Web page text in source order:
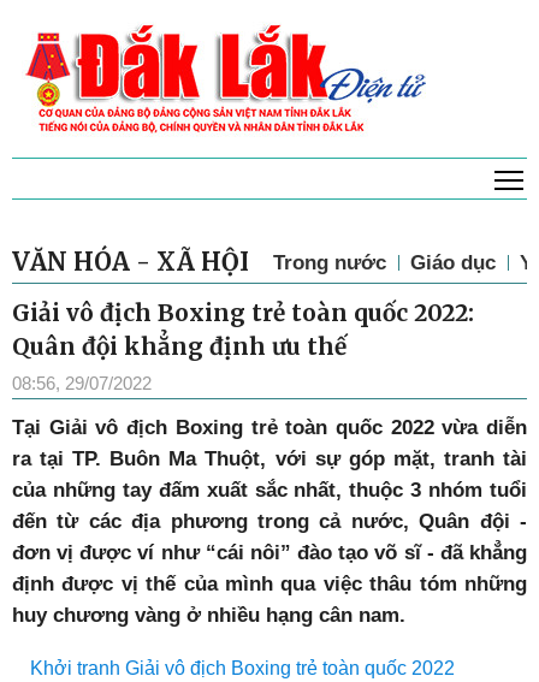
VĂN HÓA - XÃ HỘI Trong nước Giáo dục Y
Giải vô địch Boxing trẻ toàn quốc 2022:
Quân đội khẳng định ưu thế
08:56, 29/07/2022
Tại Giải vô địch Boxing trẻ toàn quốc 2022 vừa diễn
ra tại TP. Buôn Ma Thuột, với sự góp mặt, tranh tài
của những tay đấm xuất sắc nhất, thuộc 3 nhóm tuổi
đến từ các địa phương trong cả nước, Quân đội -
đơn vị được ví như “cái nôi” đào tạo võ sĩ - đã khẳng
định được vị thế của mình qua việc thâu tóm những
huy chương vàng ở nhiều hạng cân nam.
Khởi tranh Giải vô địch Boxing trẻ toàn quốc 2022